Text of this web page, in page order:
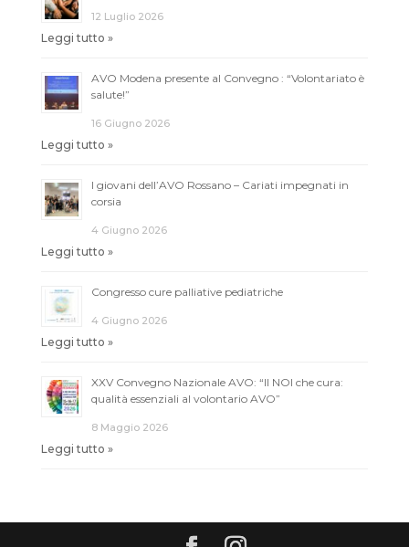
12 Luglio 2026
Leggi tutto »
AVO Modena presente al Convegno : “Volontariato è
salute!”
16 Giugno 2026
Leggi tutto »
I giovani dell’AVO Rossano – Cariati impegnati in
corsia
4 Giugno 2026
Leggi tutto »
Congresso cure palliative pediatriche
4 Giugno 2026
Leggi tutto »
XXV Convegno Nazionale AVO: “Il NOI che cura:
qualità essenziali al volontario AVO”
8 Maggio 2026
Leggi tutto »